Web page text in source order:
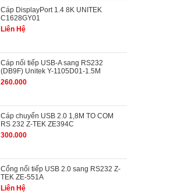
Cáp DisplayPort 1.4 8K UNITEK
C1628GY01
Liên Hệ
Cáp nối tiếp USB-A sang RS232
(DB9F) Unitek Y-1105D01-1.5M
260.000
Cáp chuyển USB 2.0 1,8M TO COM
RS 232 Z-TEK ZE394C
300.000
Cổng nối tiếp USB 2.0 sang RS232 Z-
TEK ZE-551A
Liên Hệ